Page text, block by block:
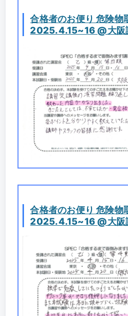
合格者のお便り 危険物
2025.4.15~16 @大阪
合格者のお便り 危険物
2025.4.15~16 @大阪